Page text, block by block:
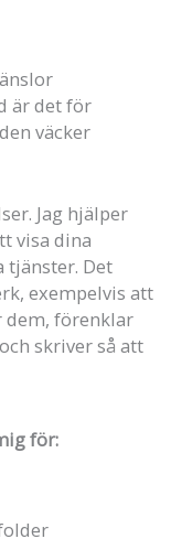
är det för
väcker
Jag hjälper
visa dina
tjänster. Det
exempelvis att
dem, förenklar
skriver så att
för: